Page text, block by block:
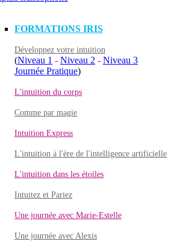
FORMATIONS IRIS
Développez votre intuition
(Niveau 1 - Niveau 2 - Niveau 3
Journée Pratique)
L'intuition du corps
Comme par magie
Intuition Express
L'intuition à l'ère de l'intelligence artificielle
L'intuition dans les étoiles
Intuitez et Pariez
Une journée avec Marie-Estelle
Une journée avec Alexis